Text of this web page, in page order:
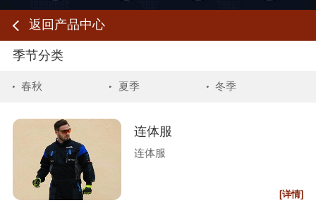
返回产品中心
季节分类
春秋 夏季 冬季
连体服
连体服
[详情]